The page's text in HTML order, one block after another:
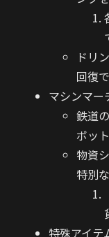
ドリ
回復
マシンマー
鉄道
ボッ
物資
特別
特殊アイテ